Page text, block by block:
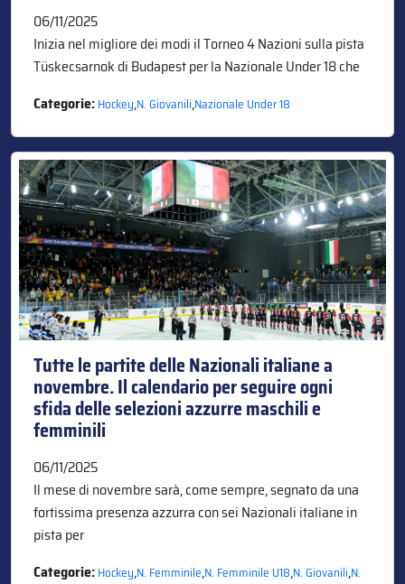
06/11/2025
Inizia nel migliore dei modi il Torneo 4 Nazioni sulla pista
Tüskecsarnok di Budapest per la Nazionale Under 18 che
Categorie:Hockey,N. Giovanili,Nazionale Under 18
Tutte le partite delle Nazionali italiane a
novembre. Il calendario per seguire ogni
sfida delle selezioni azzurre maschili e
femminili
06/11/2025
Il mese di novembre sarà, come sempre, segnato da una
fortissima presenza azzurra con sei Nazionali italiane in
pista per
Categorie:Hockey,N. Femminile,N. Femminile U18,N. Giovanili,N.